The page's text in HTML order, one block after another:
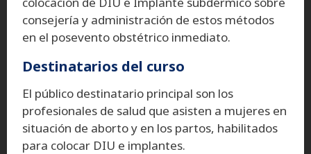
consejería y administración de estos métodos
en el posevento obstétrico inmediato.
Destinatarios del curso
El público destinatario principal son los
profesionales de salud que asisten a mujeres en
situación de aborto y en los partos, habilitados
para colocar DIU e implantes.